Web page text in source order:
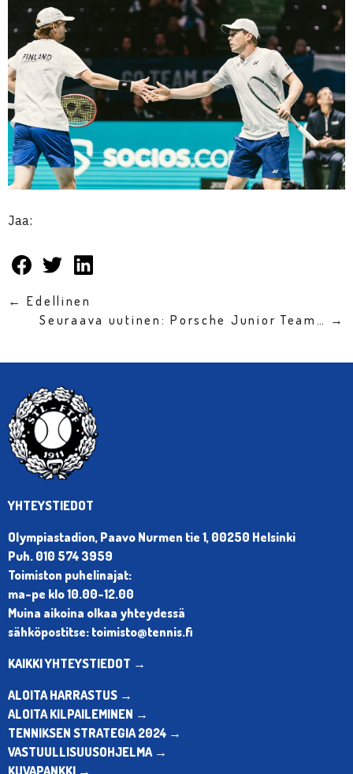
Jaa:
← Edellinen
Seuraava uutinen: Porsche Junior Team… →
YHTEYSTIEDOT
Olympiastadion, Paavo Nurmen tie 1, 00250 Helsinki
Puh. 010 574 3959
Toimiston puhelinajat:
ma-pe klo 10.00-12.00
Muina aikoina olkaa yhteydessä
sähköpostitse: toimisto@tennis.fi
KAIKKI YHTEYSTIEDOT →
ALOITA HARRASTUS →
ALOITA KILPAILEMINEN →
TENNIKSEN STRATEGIA 2024 →
VASTUULLISUUSOHJELMA →